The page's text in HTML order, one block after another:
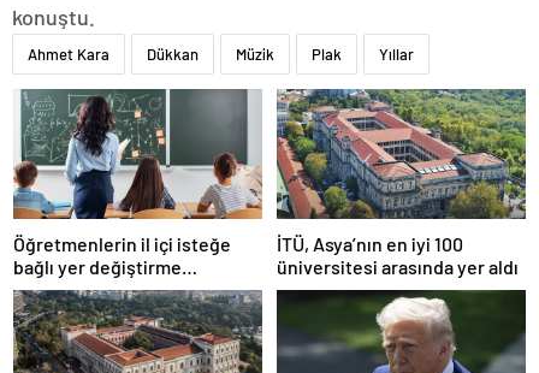
konuştu.
Ahmet Kara Dükkan Müzik Plak Yıllar
Öğretmenlerin il içi isteğe
bağlı yer değiştirme
başvuruları ne zaman?
İTÜ, Asya’nın en iyi 100
üniversitesi arasında yer aldı